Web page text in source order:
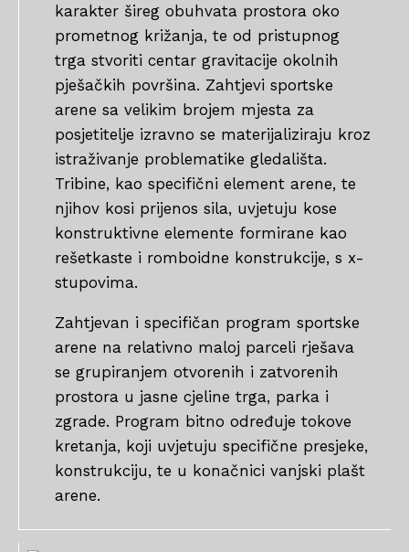
karakter šireg obuhvata prostora oko
prometnog križanja, te od pristupnog
trga stvoriti centar gravitacije okolnih
pješačkih površina. Zahtjevi sportske
arene sa velikim brojem mjesta za
posjetitelje izravno se materijaliziraju kroz
istraživanje problematike gledališta.
Tribine, kao specifični element arene, te
njihov kosi prijenos sila, uvjetuju kose
konstruktivne elemente formirane kao
rešetkaste i romboidne konstrukcije, s x-
stupovima.
Zahtjevan i specifičan program sportske
arene na relativno maloj parceli rješava
se grupiranjem otvorenih i zatvorenih
prostora u jasne cjeline trga, parka i
zgrade. Program bitno određuje tokove
kretanja, koji uvjetuju specifične presjeke,
konstrukciju, te u konačnici vanjski plašt
arene.